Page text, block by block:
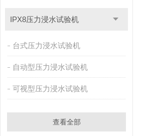
IPX8压力浸水试验机
台式压力浸水试验机
自动型压力浸水试验机
可视型压力浸水试验机
查看全部